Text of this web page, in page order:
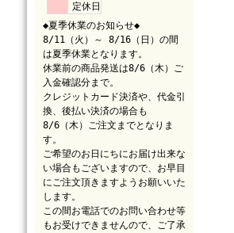
定休日
◆夏季休業のお知らせ◆
8/11（火）～ 8/16（日）の間
は夏季休業となります。
休業前の商品発送は8/6（木）ご
入金確認分まで。
クレジットカード決済や、代金引
換、後払い決済の場合も
8/6（木）ご注文までとなりま
す。
ご希望のお日にちにお届け出来な
い場合もございますので、お早目
にご注文頂きますようお願いいた
します。
この間お電話でのお問い合わせ等
もお受けできませんので、ご了承